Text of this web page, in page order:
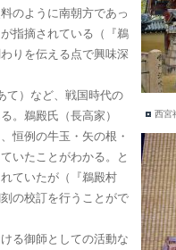
西宮
のように南朝方であっ
指摘されている（『鵜
りを伝える点で興味深
て）など、戦国時代の
。鵜殿氏（長高家）
恒例の牛玉・矢の根・
いたことがわかる。と
ていたが（『鵜殿村
の校訂を行うことがで
る御師としての活動な